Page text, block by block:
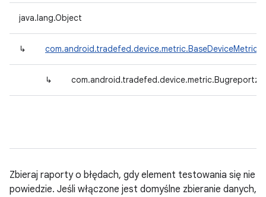
java.lang.Object
↳
↳
Zbieraj raporty o błędach, gdy element testowania się nie
powiedzie. Jeśli włączone jest domyślne zbieranie danych,